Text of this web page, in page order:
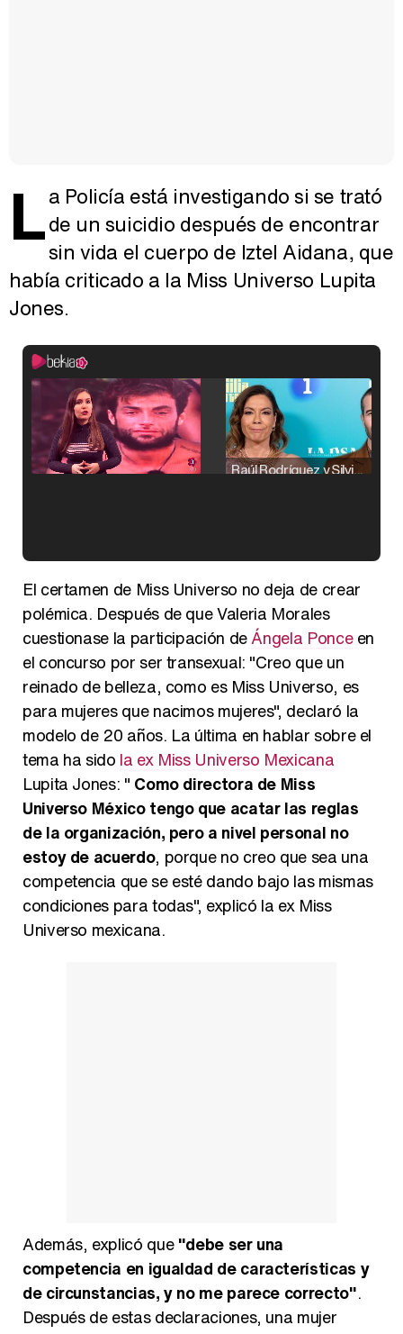
La Policía está investigando si se trató
de un suicidio después de encontrar
sin vida el cuerpo de Iztel Aidana, que
había criticado a la Miss Universo Lupita
Jones.
Raúl Rodríguez y Silvia Taulés nos cuentan su papel en 'La familia de la tele'
Belén Esteban: "Estoy emocionada, muy contenta y muy feliz por llegar a RTVE"
El certamen de Miss Universo no deja de crear
polémica. Después de que Valeria Morales
cuestionase la participación deÁngela Ponceen
el concurso por ser transexual: "Creo que un
reinado de belleza, como es Miss Universo, es
para mujeres que nacimos mujeres", declaró la
modelo de 20 años. La última en hablar sobre el
tema ha sido la ex Miss Universo Mexicana
Lupita Jones: " Como directora de Miss
Universo México tengo que acatar las reglas
de la organización, pero a nivel personal no
estoy de acuerdo, porque no creo que sea una
competencia que se esté dando bajo las mismas
condiciones para todas", explicó la ex Miss
Universo mexicana.
Además, explicó que"debe ser una
competencia en igualdad de características y
de circunstancias, y no me parece correcto".
Después de estas declaraciones, una mujer